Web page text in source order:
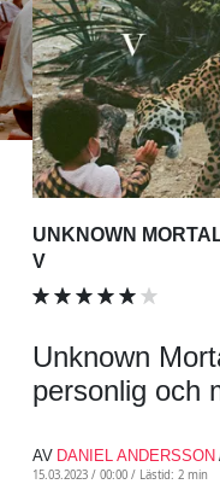
UNKNOWN
V
Unknown
personlig och
AV DANIEL ANDERSSON
15.03.2023 / 00:00 / Lästid: 2 min